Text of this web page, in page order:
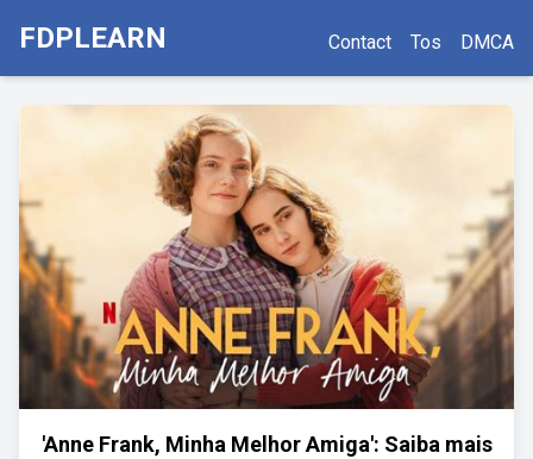
FDPLEARN Contact Tos DMCA
'Anne Frank, Minha Melhor Amiga': Saiba mais